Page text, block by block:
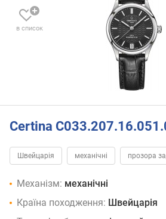
в список
Certina
Швейцарія механічні прозора
Механізм: механічні
Країна походження: Швейцарія